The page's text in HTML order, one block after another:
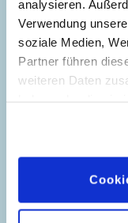
analysieren.
Verwendung
soziale Medien,
Partner führen
weiteren Daten
geben, können